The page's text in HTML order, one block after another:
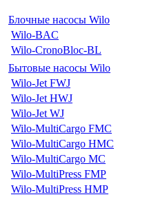
Блочные насосы Wilo
Wilo-BAC
Wilo-CronoBloc-BL
Бытовые насосы Wilo
Wilo-Jet FWJ
Wilo-Jet HWJ
Wilo-Jet WJ
Wilo-MultiCargo FMC
Wilo-MultiCargo HMC
Wilo-MultiCargo MC
Wilo-MultiPress FMP
Wilo-MultiPress HMP